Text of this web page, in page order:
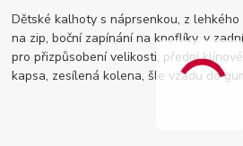
Dětské kalhoty s náprsenkou, z
na zip, boční zapínání na knoflíky, v
pro přizpůsobení velikosti, přední
kapsa, zesílená kolena, šle vzadu do